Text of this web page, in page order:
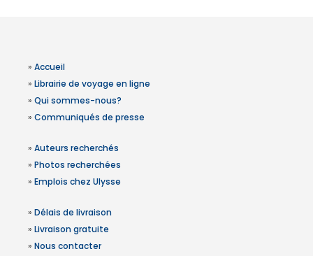
» Accueil
» Librairie de voyage en ligne
» Qui sommes-nous?
» Communiqués de presse
» Auteurs recherchés
» Photos recherchées
» Emplois chez Ulysse
» Délais de livraison
» Livraison gratuite
» Nous contacter